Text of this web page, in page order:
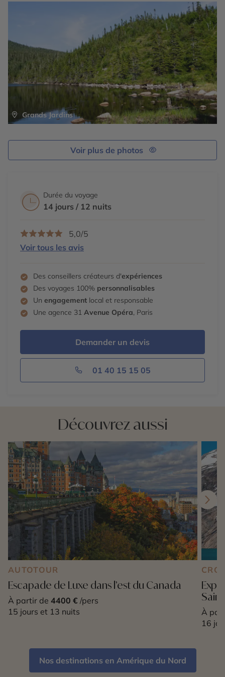
Grands Jardins
Voir plus de photos
Durée du voyage
14 jours / 12 nuits
5,0/5
Voir tous les avis
Des conseillers créateurs d'expériences
Des voyages 100% personnalisables
Un engagement local et responsable
Une agence 31 Avenue Opéra, Paris
Demander un devis
01 40 15 15 05
Découvrez aussi
AUTOTOUR
Escapade de Luxe dans l’est du Canada
À partir de 4400 € /pers
15 jours et 13 nuits
À
16
Nos destinations en Amérique du Nord